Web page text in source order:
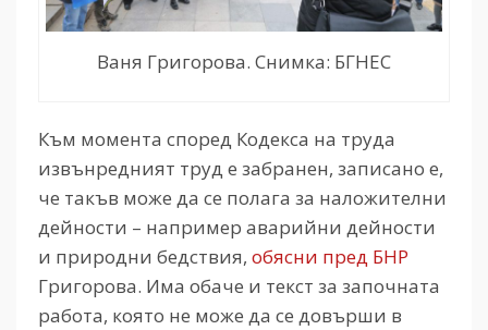
Ваня Григорова. Снимка: БГНЕС
Към момента според Кодекса на труда
извънредният труд е забранен, записано е,
че такъв може да се полага за наложителни
дейности – например аварийни дейности
и природни бедствия, обясни пред БНР
Григорова. Има обаче и текст за започната
работа, която не може да се довърши в